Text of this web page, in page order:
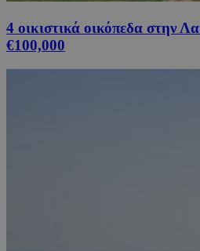
4 οικιστικά οικόπεδα στην
€100,000